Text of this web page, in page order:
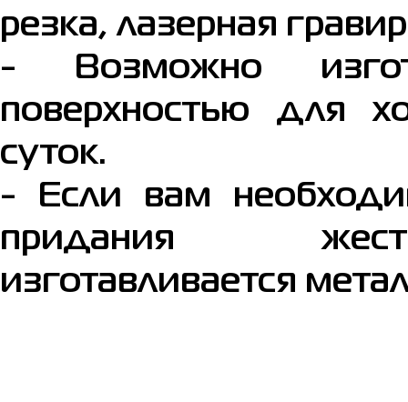
резка, лазерная
- Возможно
поверхностью для
суток.
- Если вам
придания
изготавливается